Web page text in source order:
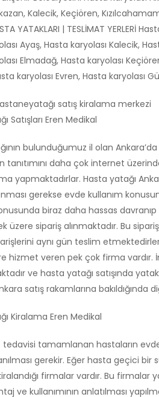
Kalecik, Keçiören,
YATAKLARI | TESLİMAT
Ayaş, Hasta karyolası Kalecik,
Elmadağ, Hasta karyolası
karyolası Evren, Hasta karyolası
satış kiralama merkezi
Satışları Eren Medikal
bulunduğumuz il olan
tanıtımını daha çok internet
yapmaktadırlar. Hasta yatağı
gerekse evde kullanım
biraz daha hassas
üzere sipariş alınmaktadır. Bu
aynı gün teslim
hizmet veren pek çok firma vardır.
ve hasta yatağı satışında
satış rakamlarına
Kiralama Eren Medikal
tamamlanan hastaların
gerekir. Eğer hasta geçici
firmalar vardır. Bu firmalar
ve kullanımının anlatılması